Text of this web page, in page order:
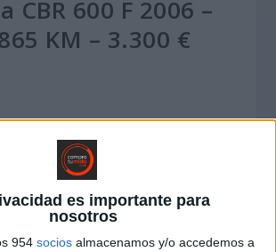
es importante para
nosotros
954 socios almacenamos y/o accedemos a
CBR 600 F 2006 –
KM – 3.300 €
CBR 600 F 2006